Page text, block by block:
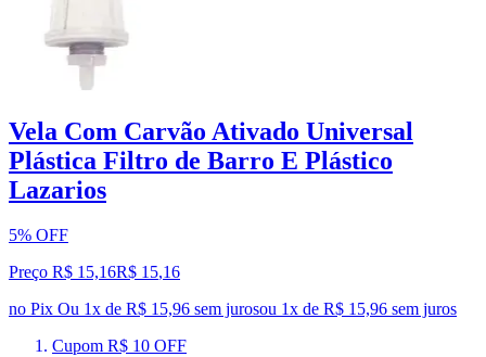
Vela Com Carvão Ativado Universal
Plástica Filtro de Barro E Plástico
Lazarios
5% OFF
Preço R$ 15,16R$ 15,16
no Pix Ou 1x de R$ 15,96 sem jurosou 1x de R$ 15,96 sem juros
Cupom R$ 10 OFF